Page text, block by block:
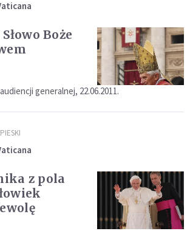
Boże
generalnej, 22.06.2011.
z pola